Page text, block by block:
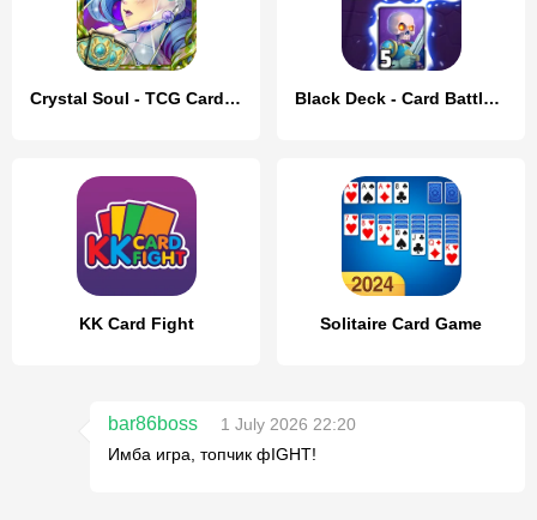
Crystal Soul - TCG Card Battle Black Deck - Card Battle CCG
KK Card Fight Solitaire Card Game
bar86boss
1 July 2026 22:20
Имба игра, топчик фIGHT!